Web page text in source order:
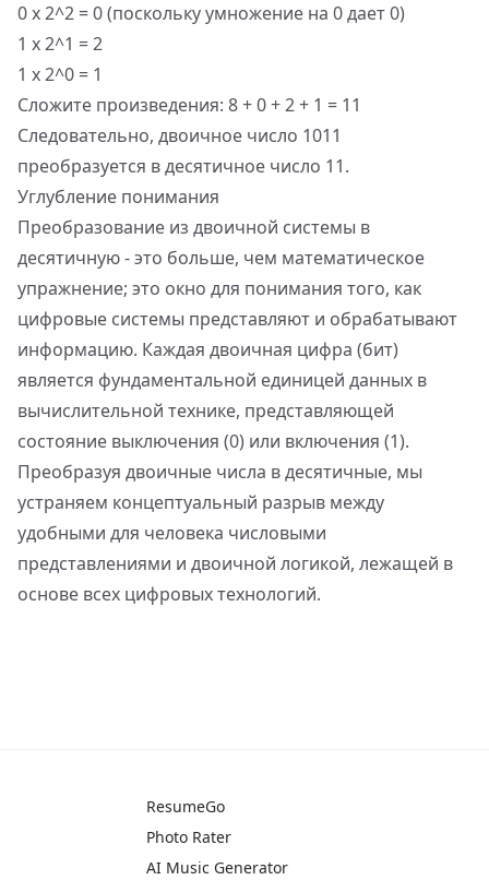
0 x 2^2 = 0 (поскольку умножение на 0 дает 0)
1 x 2^1 = 2
1 x 2^0 = 1
Сложите произведения: 8 + 0 + 2 + 1 = 11
Следовательно, двоичное число 1011
преобразуется в десятичное число 11.
Углубление понимания
Преобразование из двоичной системы в
десятичную - это больше, чем математическое
упражнение; это окно для понимания того, как
цифровые системы представляют и обрабатывают
информацию. Каждая двоичная цифра (бит)
является фундаментальной единицей данных в
вычислительной технике, представляющей
состояние выключения (0) или включения (1).
Преобразуя двоичные числа в десятичные, мы
устраняем концептуальный разрыв между
удобными для человека числовыми
представлениями и двоичной логикой, лежащей в
основе всех цифровых технологий.
ResumeGo
Photo Rater
AI Music Generator